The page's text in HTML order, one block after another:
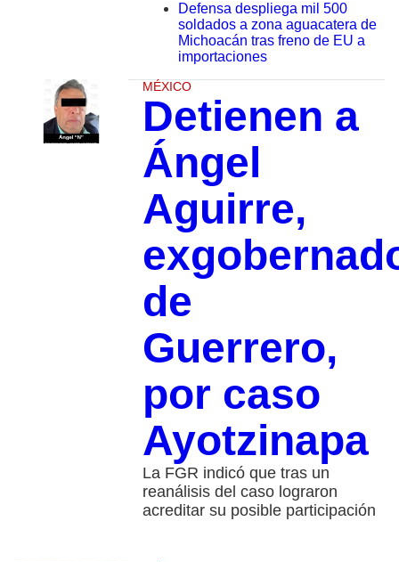
Defensa despliega mil 500
soldados a zona aguacatera de
Michoacán tras freno de EU a
importaciones
MÉXICO
Detienen a
Ángel
Aguirre,
de
Guerrero,
por caso
Ayotzinapa
La FGR indicó que tras un
reanálisis del caso lograron
acreditar su posible participación